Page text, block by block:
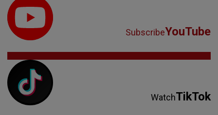
SubscribeYouTube
WatchTikTok